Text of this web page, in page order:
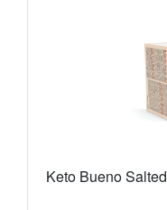
Keto Bueno